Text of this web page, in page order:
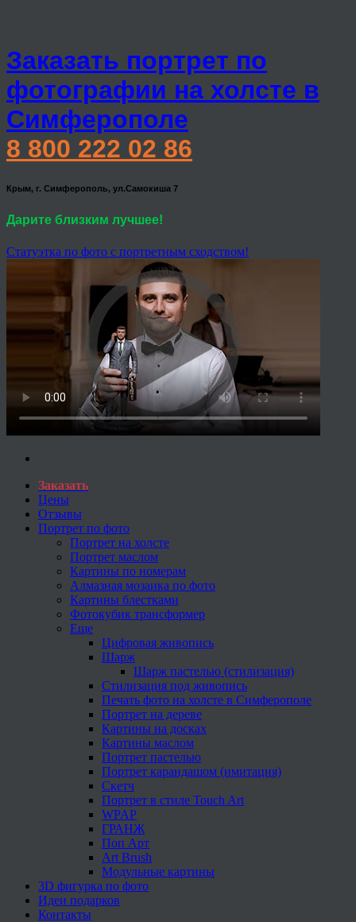
Заказать портрет по
фотографии на холсте в
Симферополе
8 800 222 02 86
Крым, г. Симферополь, ул.Самокиша 7
Дарите близким лучшее!
Статуэтка по фото с портретным сходством!
Заказать
Цены
Отзывы
Портрет по фото
Портрет на холсте
Портрет маслом
Картины по номерам
Алмазная мозаика по фото
Картины блестками
Фотокубик трансформер
Еще
Цифровая живопись
Шарж
Шарж пастелью (стилизация)
Стилизация под живопись
Печать фото на холсте в Симферополе
Портрет на дереве
Картины на досках
Картины маслом
Портрет пастелью
Портрет карандашом (имитация)
Скетч
Портрет в стиле Touch Art
WPAP
ГРАНЖ
Поп Арт
Art Brush
Модульные картины
3D фигурка по фото
Идеи подарков
Контакты